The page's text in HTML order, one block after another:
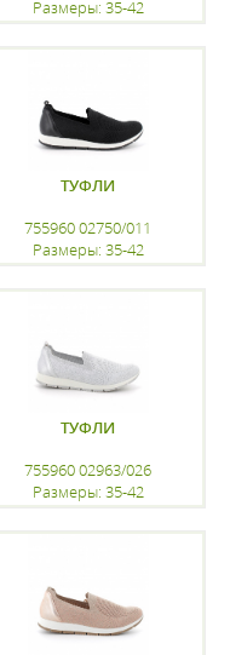
Размеры: 35-42
ТУФЛИ
755960 02750/011
Размеры: 35-42
ТУФЛИ
755960 02963/026
Размеры: 35-42